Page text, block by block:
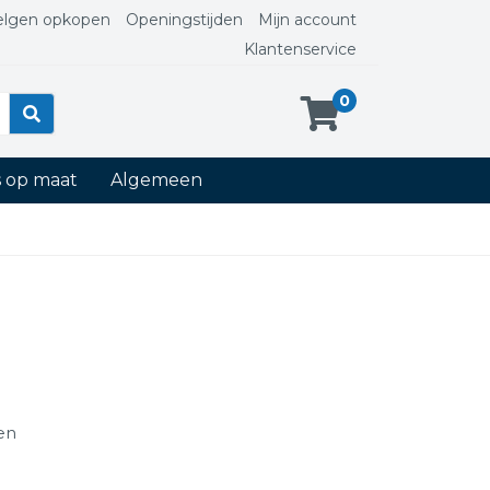
opkopen Openingstijden
Mijn account
Klantenservice
0
op maat Algemeen